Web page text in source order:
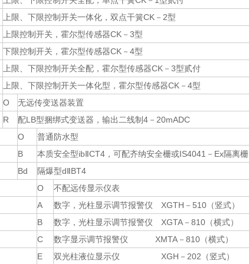
上限、下限控制开关一体化，双点干簧CK－2型
上限控制开关，霍尔型传感器CK－3型
下限控制开关，霍尔型传感器CK－4型
上限、下限控制开关全配，霍尔型传感器CK－3型贰付
上限、下限控制开关一体化型，霍尔型传感器CK－4型
O
无远传变送器装置
R
配LB型捆绑式变送器，输出二线制4－20mADC
O
普通防水型
B
本质安全型ibⅡCT4，可配齐纳安全栅或IS4041－Ex隔离栅
Bd
隔爆型dⅡBT4
O
不配远传显示仪表
A
数字，光柱显示调节报警仪 XGTH－510（竖式）
B
数字，光柱显示调节报警仪 XGTA－810（横式）
C
数字显示调节报警仪 XMTA－810（横式）
E
双光柱液位显示仪 XGH－202（竖式）